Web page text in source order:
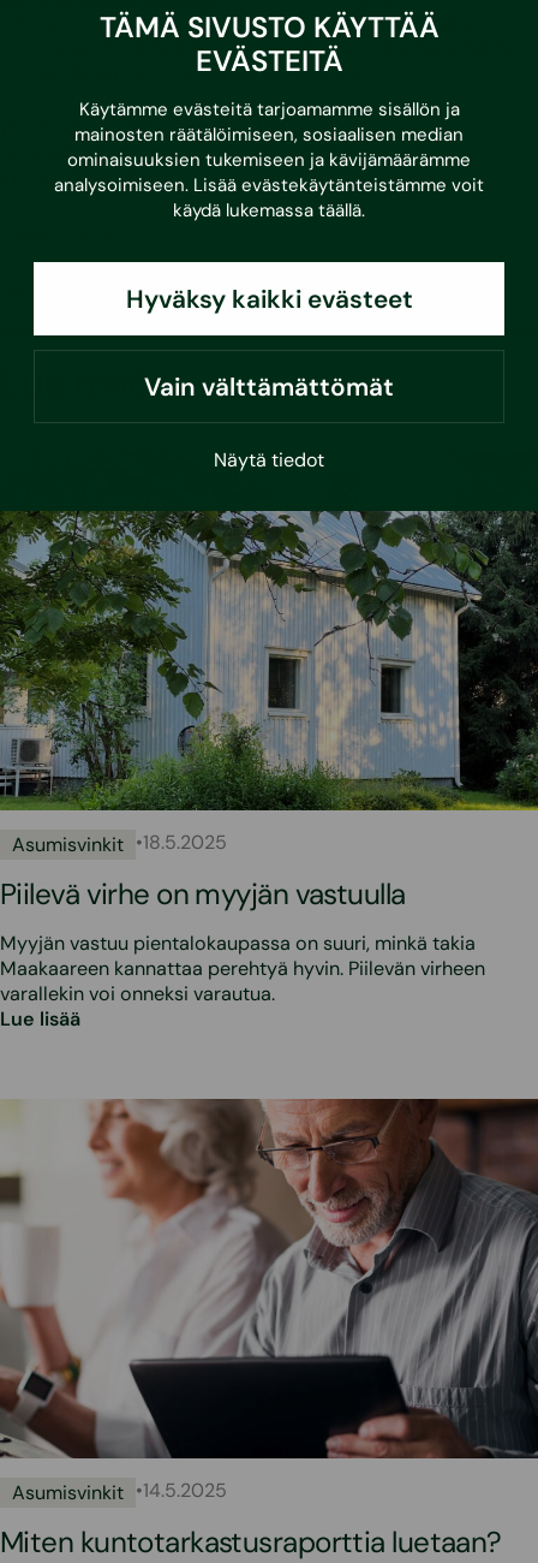
TÄMÄ SIVUSTO KÄYTTÄÄ
EVÄSTEITÄ
Käytämme evästeitä tarjoamamme sisällön ja
mainosten räätälöimiseen, sosiaalisen median
ominaisuuksien tukemiseen ja kävijämäärämme
analysoimiseen. Lisää evästekäytänteistämme voit
käydä lukemassa täällä.
Hyväksy kaikki evästeet
Vain välttämättömät
Näytä tiedot
vahingon- tai korvausvaatimuksen kattavista vakuutuksista
sekä kaikki muut tiedot ja asiakirjat, joita vakuutuksenantaja
voi tarvita korvausvaatimusta käsitellessään.
✔️ Tutustu huolella vakuutusehtoihin hyvissä ajoin ennen
vakuutuksen ottamista, mieluiten jo harkintavaiheessa.
Liittyvät palvelut
Kuntotarkastus
Lue myös
Asumisvinkit •18.5.2025
Piilevä virhe on myyjän vastuulla
Myyjän vastuu pientalokaupassa on suuri, minkä takia
Maakaareen kannattaa perehtyä hyvin. Piilevän virheen
varallekin voi onneksi varautua.
Lue lisää
Asumisvinkit •14.5.2025
Miten kuntotarkastusraporttia luetaan?